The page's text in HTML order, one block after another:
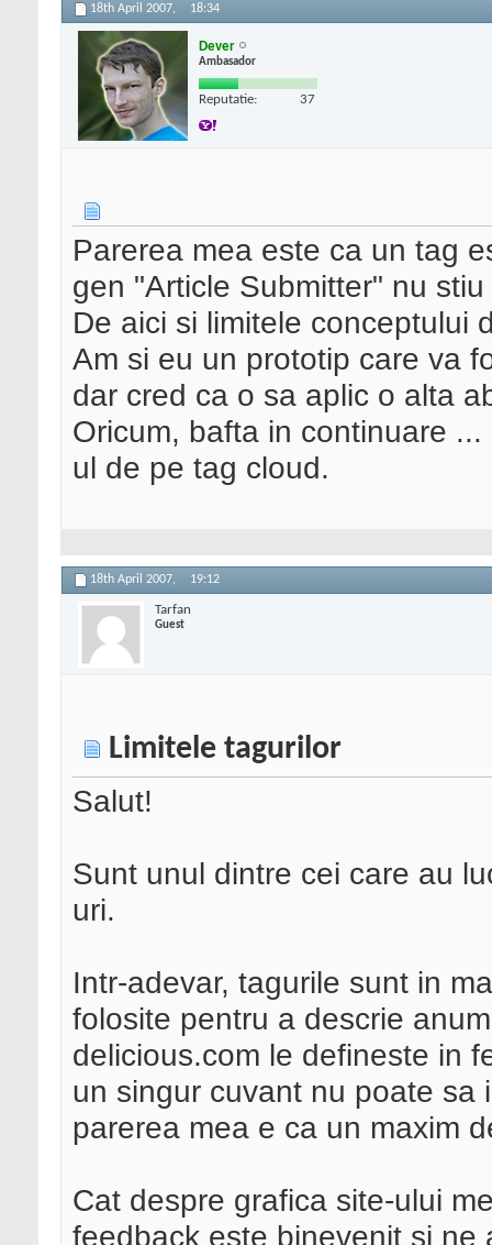
18th April 2007, 18:34
Dever
Ambasador
Reputatie: 37
Parerea mea este ca un tag
gen "Article Submitter" nu
De aici si limitele conceptului
Am si eu un prototip care va
dar cred ca o sa aplic o alta
Oricum, bafta in continuare
ul de pe tag cloud.
18th April 2007, 19:12
Tarfan
Guest
Limitele tagurilor
Salut!
Sunt unul dintre cei care au
uri.
Intr-adevar, tagurile sunt in
folosite pentru a descrie
delicious.com le defineste in
un singur cuvant nu poate sa
parerea mea e ca un maxim
Cat despre grafica site-ului
feedback este binevenit si ne